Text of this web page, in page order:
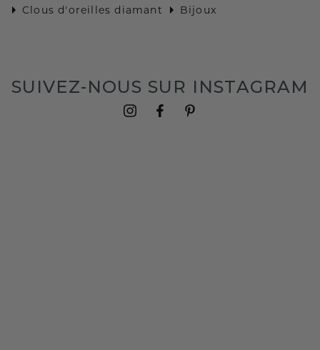
Clous d'oreilles diamant
Bijoux
SUIVEZ-NOUS SUR INSTAGRAM